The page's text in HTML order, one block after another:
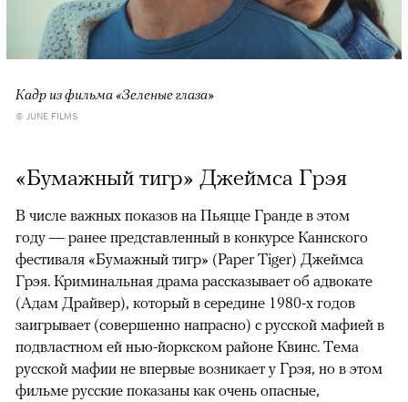
Кадр из фильма «Зеленые глаза»
© JUNE FILMS
«Бумажный тигр» Джеймса Грэя
В числе важных показов на Пьяцце Гранде в этом
году — ранее представленный в конкурсе Каннского
фестиваля «Бумажный тигр» (Paper Tiger) Джеймса
Грэя. Криминальная драма рассказывает об адвокате
(Адам Драйвер), который в середине 1980-х годов
заигрывает (совершенно напрасно) с русской мафией в
подвластном ей нью-йоркском районе Квинс. Тема
русской мафии не впервые возникает у Грэя, но в этом
фильме русские показаны как очень опасные,